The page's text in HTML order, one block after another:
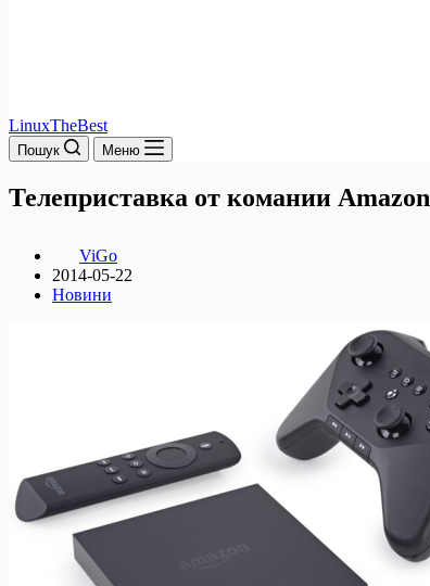
LinuxTheBest
Пошук Меню
Телеприставка от комании Amazon
ViGo
2014-05-22
Новини